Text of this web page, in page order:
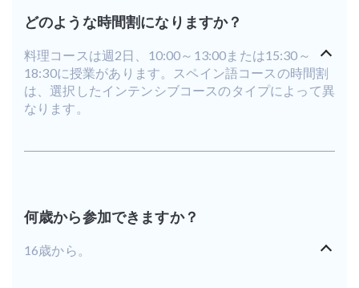
どのような時間割になりますか？
料理コースは週2日、10:00～13:00または15:30～
18:30に授業があります。スペイン語コースの時間割
は、選択したインテンシブコースのタイプによって異
なります。
何歳から参加できますか？
16歳から。